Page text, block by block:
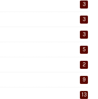
3
3
3
5
2
9
13